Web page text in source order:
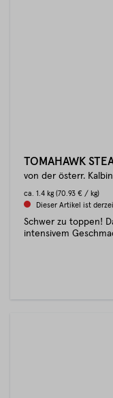
TOMAHAWK
von der österr. Kalbin
ca. 1.4 kg (70.93 € / kg)
Dieser Artikel ist
Schwer zu toppen!
intensivem